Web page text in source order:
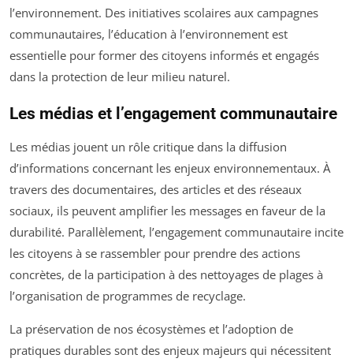
l’environnement. Des initiatives scolaires aux campagnes
communautaires, l’éducation à l’environnement est
essentielle pour former des citoyens informés et engagés
dans la protection de leur milieu naturel.
Les médias et l’engagement communautaire
Les médias jouent un rôle critique dans la diffusion
d’informations concernant les enjeux environnementaux. À
travers des documentaires, des articles et des réseaux
sociaux, ils peuvent amplifier les messages en faveur de la
durabilité. Parallèlement, l’engagement communautaire incite
les citoyens à se rassembler pour prendre des actions
concrètes, de la participation à des nettoyages de plages à
l’organisation de programmes de recyclage.
La préservation de nos écosystèmes et l’adoption de
pratiques durables sont des enjeux majeurs qui nécessitent